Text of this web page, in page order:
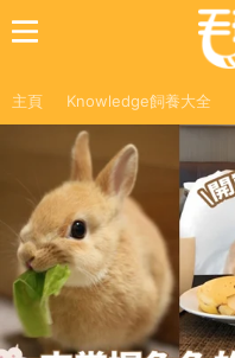
主頁 Knowledge飼養大全